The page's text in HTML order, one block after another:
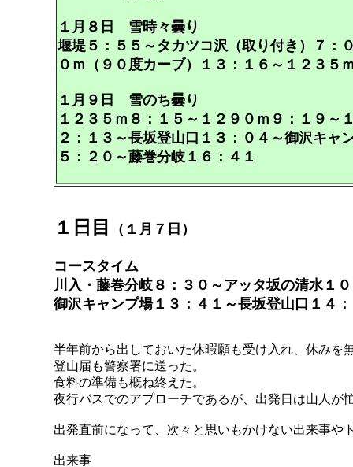
１月８日 雪時々曇り
堰堤５：５５～タカツコ沢（取り付き）７：
０ｍ（９０度カーブ）１３：１６～１２３５
１月９日 雪のち曇り
１２３５ｍ８：１５～１２９０ｍ９：１９～
２：１３～長坂登山口１３：０４～御沢キャ
５：２０～藤巻分岐１６：４１
１日目 （１月７日）
コースタイム
川入・藤巻分岐８：３０～アッタ坂の清水１
御沢キャンプ場１３：４１～長坂登山口１４
半年前から出しておいた休暇願も受け入れ、休みを
登山届も警察署に送った。
食料の準備も概ね終えた。
夜行バスでのアプローチであるが、出発日は山人が
出発直前になって、次々と思いもかけない出来事や
出来事